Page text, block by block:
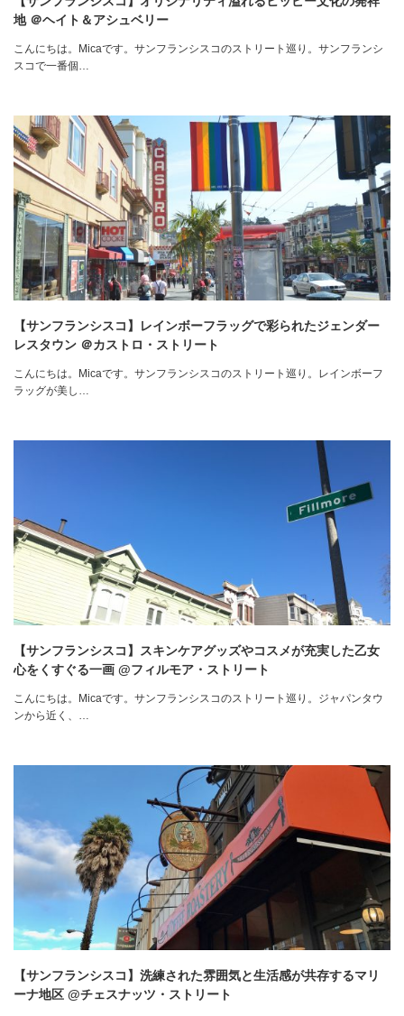
地 ＠ヘイト＆アシュベリー
こんにちは。Micaです。サンフランシスコのストリート巡り。サンフランシ
スコで一番個…
【サンフランシスコ】レインボーフラッグで彩られたジェンダー
レスタウン ＠カストロ・ストリート
こんにちは。Micaです。サンフランシスコのストリート巡り。レインボーフ
ラッグが美し…
【サンフランシスコ】スキンケアグッズやコスメが充実した乙女
心をくすぐる一画 @フィルモア・ストリート
こんにちは。Micaです。サンフランシスコのストリート巡り。ジャパンタウ
ンから近く、…
【サンフランシスコ】洗練された雰囲気と生活感が共存するマリ
ーナ地区 @チェスナッツ・ストリート